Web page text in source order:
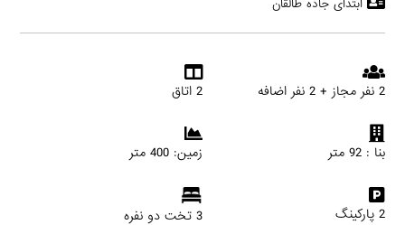
ابتدای جاده طالقان
2 نفر مجاز + 2 نفر اضافه 2 اتاق
بنا : 92 متر زمین: 400 متر
2 پارکینگ 3 تخت دو نفره